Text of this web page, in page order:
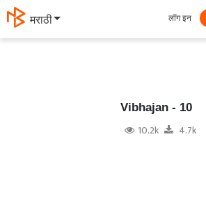
தமிழ் लॉग इन
Vibhajan - 10
10.2k 4.7k